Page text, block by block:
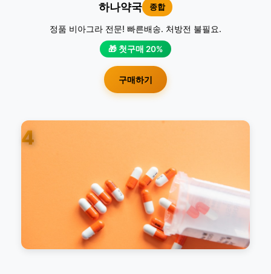
하나약국 종합
정품 비아그라 전문! 빠른배송. 처방전 불필요.
🎁 첫구매 20%
구매하기
4